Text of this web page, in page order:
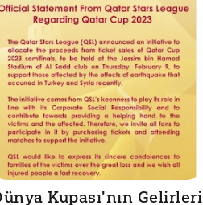
Kupası'nın Gelirleri